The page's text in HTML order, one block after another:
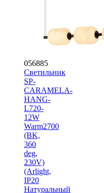
056885
Светильник
SP-
CARAMELA-
HANG-
L720-
12W
Warm2700
(BK,
360
deg,
230V)
(Arlight,
IP20
Натуральный